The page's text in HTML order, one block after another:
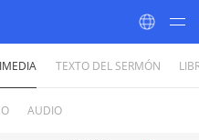
TEXTO DEL SERMÓN
AUDIO